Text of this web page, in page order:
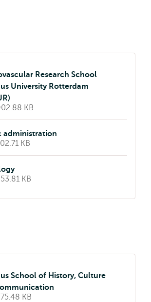
Research School
University Rotterdam
KB
administration
KB
KB
School of History, Culture
KB